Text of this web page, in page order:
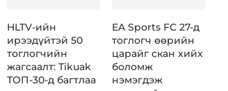
HLTV-ийн
ирээдүйтэй 50
тоглогчийн
жагсаалт: Tikuak
ТОП-30-д багтлаа
EA Sports FC 27-д
тоглогч өөрийн
царайг скан хийх
боломж
нэмэгдэж